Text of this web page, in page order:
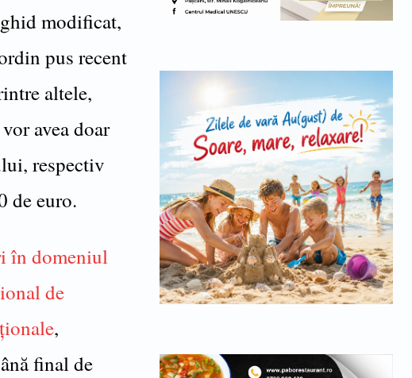
modificat,
pus recent
altele,
avea doar
respectiv
de euro.
în domeniul
de
,
final de